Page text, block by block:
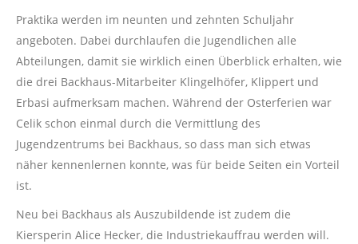
Praktika werden im neunten und zehnten Schuljahr
angeboten. Dabei durchlaufen die Jugendlichen alle
Abteilungen, damit sie wirklich einen Überblick erhalten, wie
die drei Backhaus-Mitarbeiter Klingelhöfer, Klippert und
Erbasi aufmerksam machen. Während der Osterferien war
Celik schon einmal durch die Vermittlung des
Jugendzentrums bei Backhaus, so dass man sich etwas
näher kennenlernen konnte, was für beide Seiten ein Vorteil
ist.
Neu bei Backhaus als Auszubildende ist zudem die
Kiersperin Alice Hecker, die Industriekauffrau werden will.